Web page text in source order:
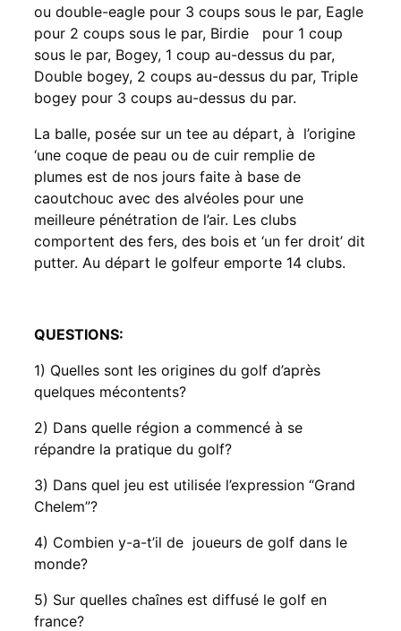
ou double-eagle pour 3 coups sous le par, Eagle
pour 2 coups sous le par, Birdie pour 1 coup
sous le par, Bogey, 1 coup au-dessus du par,
Double bogey, 2 coups au-dessus du par, Triple
bogey pour 3 coups au-dessus du par.
La balle, posée sur un tee au départ, à l’origine
‘une coque de peau ou de cuir remplie de
plumes est de nos jours faite à base de
caoutchouc avec des alvéoles pour une
meilleure pénétration de l’air. Les clubs
comportent des fers, des bois et ‘un fer droit’ dit
putter. Au départ le golfeur emporte 14 clubs.
QUESTIONS:
1) Quelles sont les origines du golf d’après
quelques mécontents?
2) Dans quelle région a commencé à se
répandre la pratique du golf?
3) Dans quel jeu est utilisée l’expression “Grand
Chelem”?
4) Combien y-a-t’il de joueurs de golf dans le
monde?
5) Sur quelles chaînes est diffusé le golf en
france?